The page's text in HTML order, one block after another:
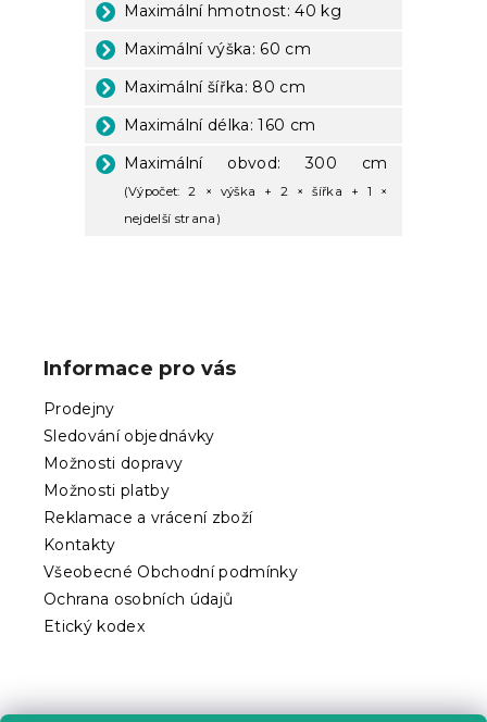
Maximální hmotnost: 40 kg
Maximální výška: 60 cm
Maximální šířka: 80 cm
Maximální délka: 160 cm
Maximální obvod: 300 cm
(Výpočet: 2 × výška + 2 × šířka + 1 ×
nejdelší strana)
Informace pro vás
Prodejny
Sledování objednávky
Možnosti dopravy
Možnosti platby
Reklamace a vrácení zboží
Kontakty
Všeobecné Obchodní podmínky
Ochrana osobních údajů
Etický kodex